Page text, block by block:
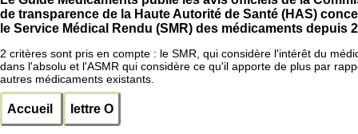
de transparence de la Haute Autorité de Santé (HAS)
le Service Médical Rendu (SMR) des médicaments depuis
2 critères sont pris en compte : le SMR, qui considère l'intérêt du
dans l'absolu et l'ASMR qui considère ce qu'il apporte de plus par
autres médicaments existants.
Accueil lettre O